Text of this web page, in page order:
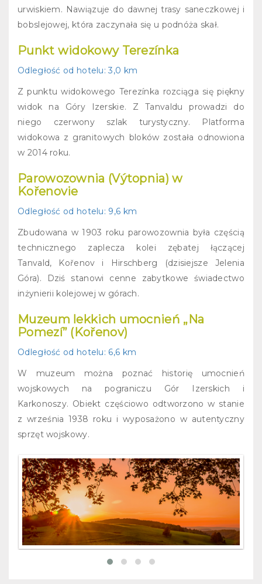
urwiskiem. Nawiązuje do dawnej trasy saneczkowej i
bobslejowej, która zaczynała się u podnóża skał.
Punkt widokowy Terezínka
Odległość od hotelu: 3,0 km
Z punktu widokowego Terezínka rozciąga się piękny
widok na Góry Izerskie. Z Tanvaldu prowadzi do
niego czerwony szlak turystyczny. Platforma
widokowa z granitowych bloków została odnowiona
w 2014 roku.
Parowozownia (Výtopnia) w
Kořenovie
Odległość od hotelu: 9,6 km
Zbudowana w 1903 roku parowozownia była częścią
technicznego zaplecza kolei zębatej łączącej
Tanvald, Kořenov i Hirschberg (dzisiejsze Jelenia
Góra). Dziś stanowi cenne zabytkowe świadectwo
inżynierii kolejowej w górach.
Muzeum lekkich umocnień „Na
Pomezí” (Kořenov)
Odległość od hotelu: 6,6 km
W muzeum można poznać historię umocnień
wojskowych na pograniczu Gór Izerskich i
Karkonoszy. Obiekt częściowo odtworzono w stanie
z września 1938 roku i wyposażono w autentyczny
sprzęt wojskowy.